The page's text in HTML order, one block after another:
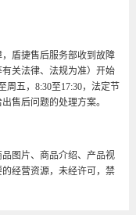
盾捷售后服务部收到故障
关法律、法规为准）开始
五，8:30至17:30，法定节
售后问题的处理方案。
图片、商品介绍、产品视
经营资源，未经许可，禁